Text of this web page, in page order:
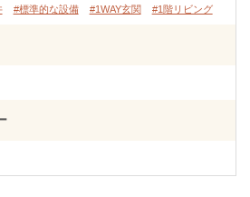
#標準的な設備 #1WAY玄関 #1階リビング